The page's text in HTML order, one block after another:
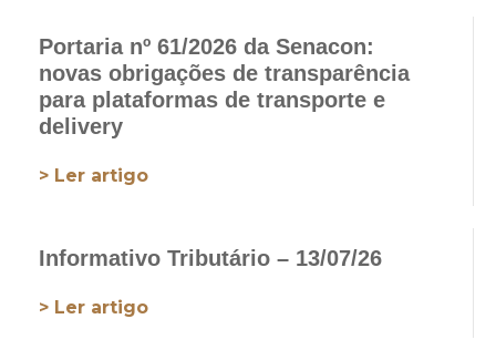
Portaria nº 61/2026 da Senacon:
novas obrigações de transparência
para plataformas de transporte e
delivery
> Ler artigo
Informativo Tributário – 13/07/26
> Ler artigo